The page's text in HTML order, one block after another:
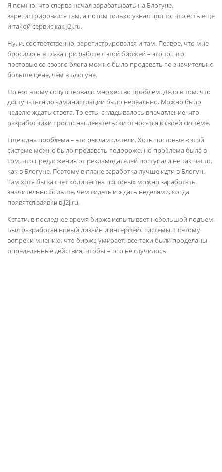
Я помню, что сперва начал зарабатывать на Блогуне,
зарегистрировался там, а потом только узнал про то, что есть еще
и такой сервис как J2j.ru.
Ну, и, соответственно, зарегистрировался и там. Первое, что мне
бросилось в глаза при работе с этой биржей – это то, что
постовые со своего блога можно было продавать по значительно
больше цене, чем в Блогуне.
Но вот этому сопутствовало множество проблем. Дело в том, что
достучаться до администрации было нереально. Можно было
неделю ждать ответа. То есть, складывалось впечатление, что
разработчики просто наплевательски относятся к своей системе.
Еще одна проблема – это рекламодатели. Хоть постовые в этой
системе можно было продавать подороже, но проблема была в
том, что предложения от рекламодателей поступали не так часто,
как в Блогуне. Поэтому в плане заработка лучше идти в Блогун.
Там хотя бы за счет количества постовых можно заработать
значительно больше, чем сидеть и ждать неделями, когда
появятся заявки в J2j.ru.
Кстати, в последнее время биржа испытывает небольшой подъем.
Был разработан новый дизайн и интерфейс системы. Поэтому
вопреки мнению, что биржа умирает, все-таки были проделаны
определенные действия, чтобы этого не случилось.